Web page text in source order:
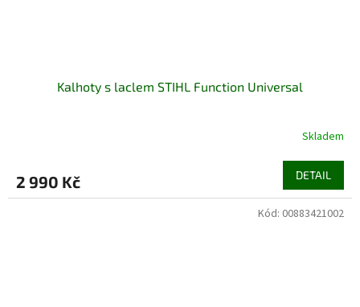
Kalhoty s laclem STIHL Function Universal
Skladem
2 990 Kč DETAIL
Kód: 00883421002